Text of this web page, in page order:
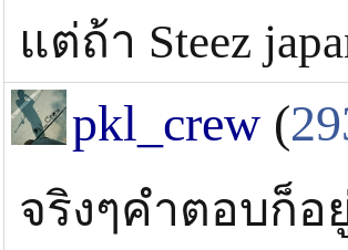
แต่ถ้า Steez
pkl_crew (
จริงๆคำตอบก็